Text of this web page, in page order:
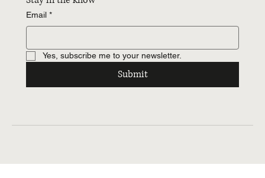
Email *
Yes, subscribe me to your newsletter.
Submit